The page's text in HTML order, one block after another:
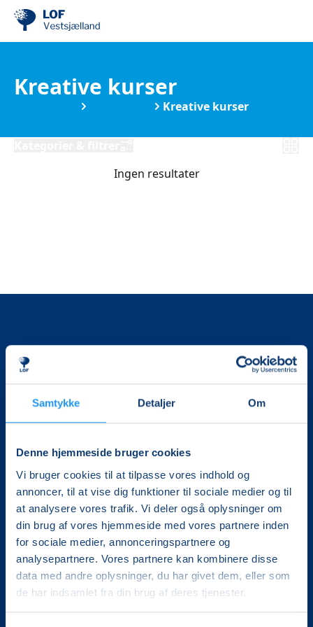
Samtykke Detaljer Om
Denne hjemmeside bruger cookies
Vi bruger cookies til at tilpasse vores indhold og
annoncer, til at vise dig funktioner til sociale medier og til
at analysere vores trafik. Vi deler også oplysninger om
din brug af vores hjemmeside med vores partnere inden
for sociale medier, annonceringspartnere og
analysepartnere. Vores partnere kan kombinere disse
data med andre oplysninger, du har givet dem, eller som
de har indsamlet fra din brug af deres tjenester.
Kreative kurser
Kreative kurser
Ingen resultater
Det, der er vigtigt for samfundet, er vigtigt for os
Vi skaber rammerne for meningsfulde møder mellem
mere end 100.000 deltagere i hele landet med kurser,
foredrag og oplevelser.
LOF Vestsjælland
Gl. Torv 4A, 1.
4200 Slagelse
CVR. 30228510
Tlf.: 5852 5681